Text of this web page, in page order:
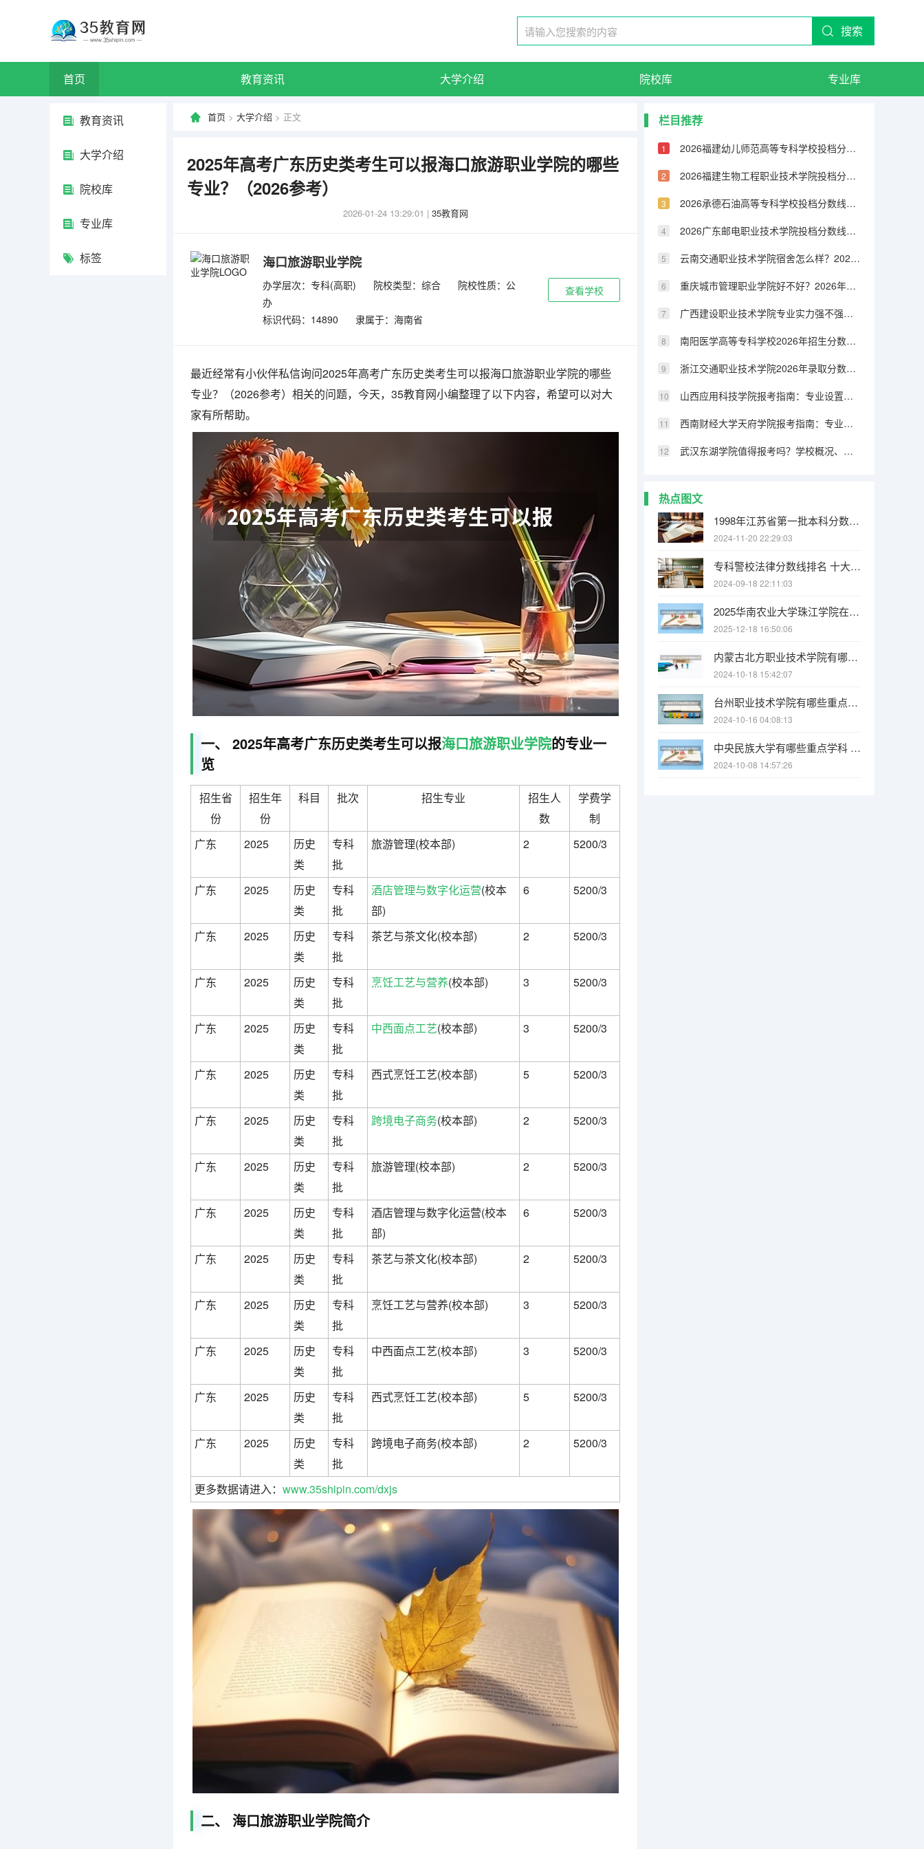
搜索
首页 教育资讯 大学介绍 院校库 专业库
教育资讯
大学介绍
院校库
专业库
标签
首页 > 大学介绍 > 正文
2025年高考广东历史类考生可以报海口旅游职业学院的哪些
专业？（2026参考）
2026-01-24 13:29:01 | 35教育网
海口旅游职业学院
办学层次：专科(高职) 院校类型：综合
院校性质：公
办
标识代码：14890
隶属于：海南省
查看学校
最近经常有小伙伴私信询问2025年高考广东历史类考生可以报海口旅游职业学院的哪些
专业？（2026参考）相关的问题，今天，35教育网小编整理了以下内容，希望可以对大
家有所帮助。
一、 2025年高考广东历史类考生可以报海口旅游职业学院的专业一
览
招生省
份
招生年
份
科目 批次 招生专业
招生人
数
学费学
制
广东
2025
历史
类
专科
批
旅游管理(校本部) 2 5200/3
广东 2025
历史
类
专科
批
酒店管理与数字化运营(校本
部)
6 5200/3
广东 2025
历史
类
专科
批
茶艺与茶文化(校本部) 2 5200/3
广东 2025
历史
类
专科
批
烹饪工艺与营养(校本部) 3 5200/3
广东 2025
历史
类
专科
批
中西面点工艺(校本部) 3 5200/3
广东 2025
历史
类
专科
批
西式烹饪工艺(校本部) 5 5200/3
广东 2025
历史
类
专科
批
跨境电子商务(校本部) 2 5200/3
广东 2025
历史
类
专科
批
旅游管理(校本部) 2 5200/3
广东 2025
历史
类
专科
批
酒店管理与数字化运营(校本
部)
6 5200/3
广东 2025
历史
类
专科
批
茶艺与茶文化(校本部) 2 5200/3
广东 2025
历史
类
专科
批
烹饪工艺与营养(校本部) 3 5200/3
广东 2025
历史
类
专科
批
中西面点工艺(校本部) 3 5200/3
广东 2025
历史
类
专科
批
西式烹饪工艺(校本部) 5 5200/3
广东 2025
历史
类
专科
批
跨境电子商务(校本部) 2 5200/3
更多数据请进入： www.35shipin.com/dxjs
二、 海口旅游职业学院简介
栏目推荐
2026福建幼儿师范高等专科学校投档分数线一览：录取分数、宿舍与就业分析
2026福建生物工程职业技术学院投档分数线一览：录取分数、宿舍与就业分析
2026承德石油高等专科学校投档分数线一览：录取分数、宿舍与就业分析
2026广东邮电职业技术学院投档分数线一览：录取分数、宿舍与就业分析
云南交通职业技术学院宿舍怎么样？2026年录取分数、费用及入学手续
重庆城市管理职业学院好不好？2026年投档线、学费及就业数据一览
广西建设职业技术学院专业实力强不强？就业数据与2026年报考分数参考
南阳医学高等专科学校2026年招生分数线预测，热门专业与就业方向解读
浙江交通职业技术学院2026年录取分数线是多少？专业优势与就业前景全面解析
山西应用科技学院报考指南：专业设置、就业数据与2026分数线参考
西南财经大学天府学院报考指南：专业设置、就业数据与2026分数线参考
武汉东湖学院值得报考吗？学校概况、专业设施与录取线分析
热点图文
1998年江苏省第一批本科分数线 江苏高考分数线排名
2024-11-20 22:29:03
专科警校法律分数线排名 十大警校排名和录取分数线表（2024年高考参考）
2024-09-18 22:11:03
2025华南农业大学珠江学院在河南各专业招生人数介绍（2026参考）
2025-12-18 16:50:06
内蒙古北方职业技术学院有哪些重点学科 学科评估名单一览表
2024-10-18 15:42:07
台州职业技术学院有哪些重点学科 学科评估名单一览表
2024-10-16 04:08:13
中央民族大学有哪些重点学科 学科评估名单一览表
2024-10-08 14:57:26